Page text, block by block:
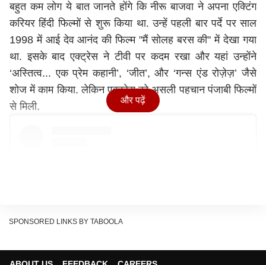
बहुत कम लोग ये बात जानते होंगे कि नीरू बाजवा ने अपना एक्टिंग
करियर हिंदी फिल्मों से शुरू किया था. उन्हें पहली बार पर्दे पर साल
1998 में आई देव आनंद की फिल्म "मैं सोलह बरस की" में देखा गया
था. इसके बाद एक्ट्रेस ने टीवी पर कदम रखा और यहां उन्होंने
‘अस्तित्व... एक प्रेम कहानी’, ‘जीत’, और ‘गन्स एंड रोज़ेज़’ जैसे
शोज में काम किया. लेकिन एक्ट्रेस को असली पहचान पंजाबी फिल्मों
से मिली.
और पढ़ें
SPONSORED LINKS BY TABOOLA